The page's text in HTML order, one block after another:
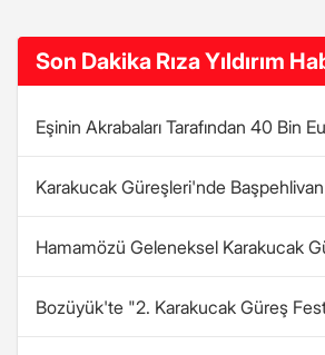
Son Dakika Rıza Yıldırım
Eşinin Akrabaları Tarafından 40 Bin
Karakucak Güreşleri'nde Başpehlivan
Hamamözü Geleneksel Karakucak
Bozüyük'te "2. Karakucak Güreş